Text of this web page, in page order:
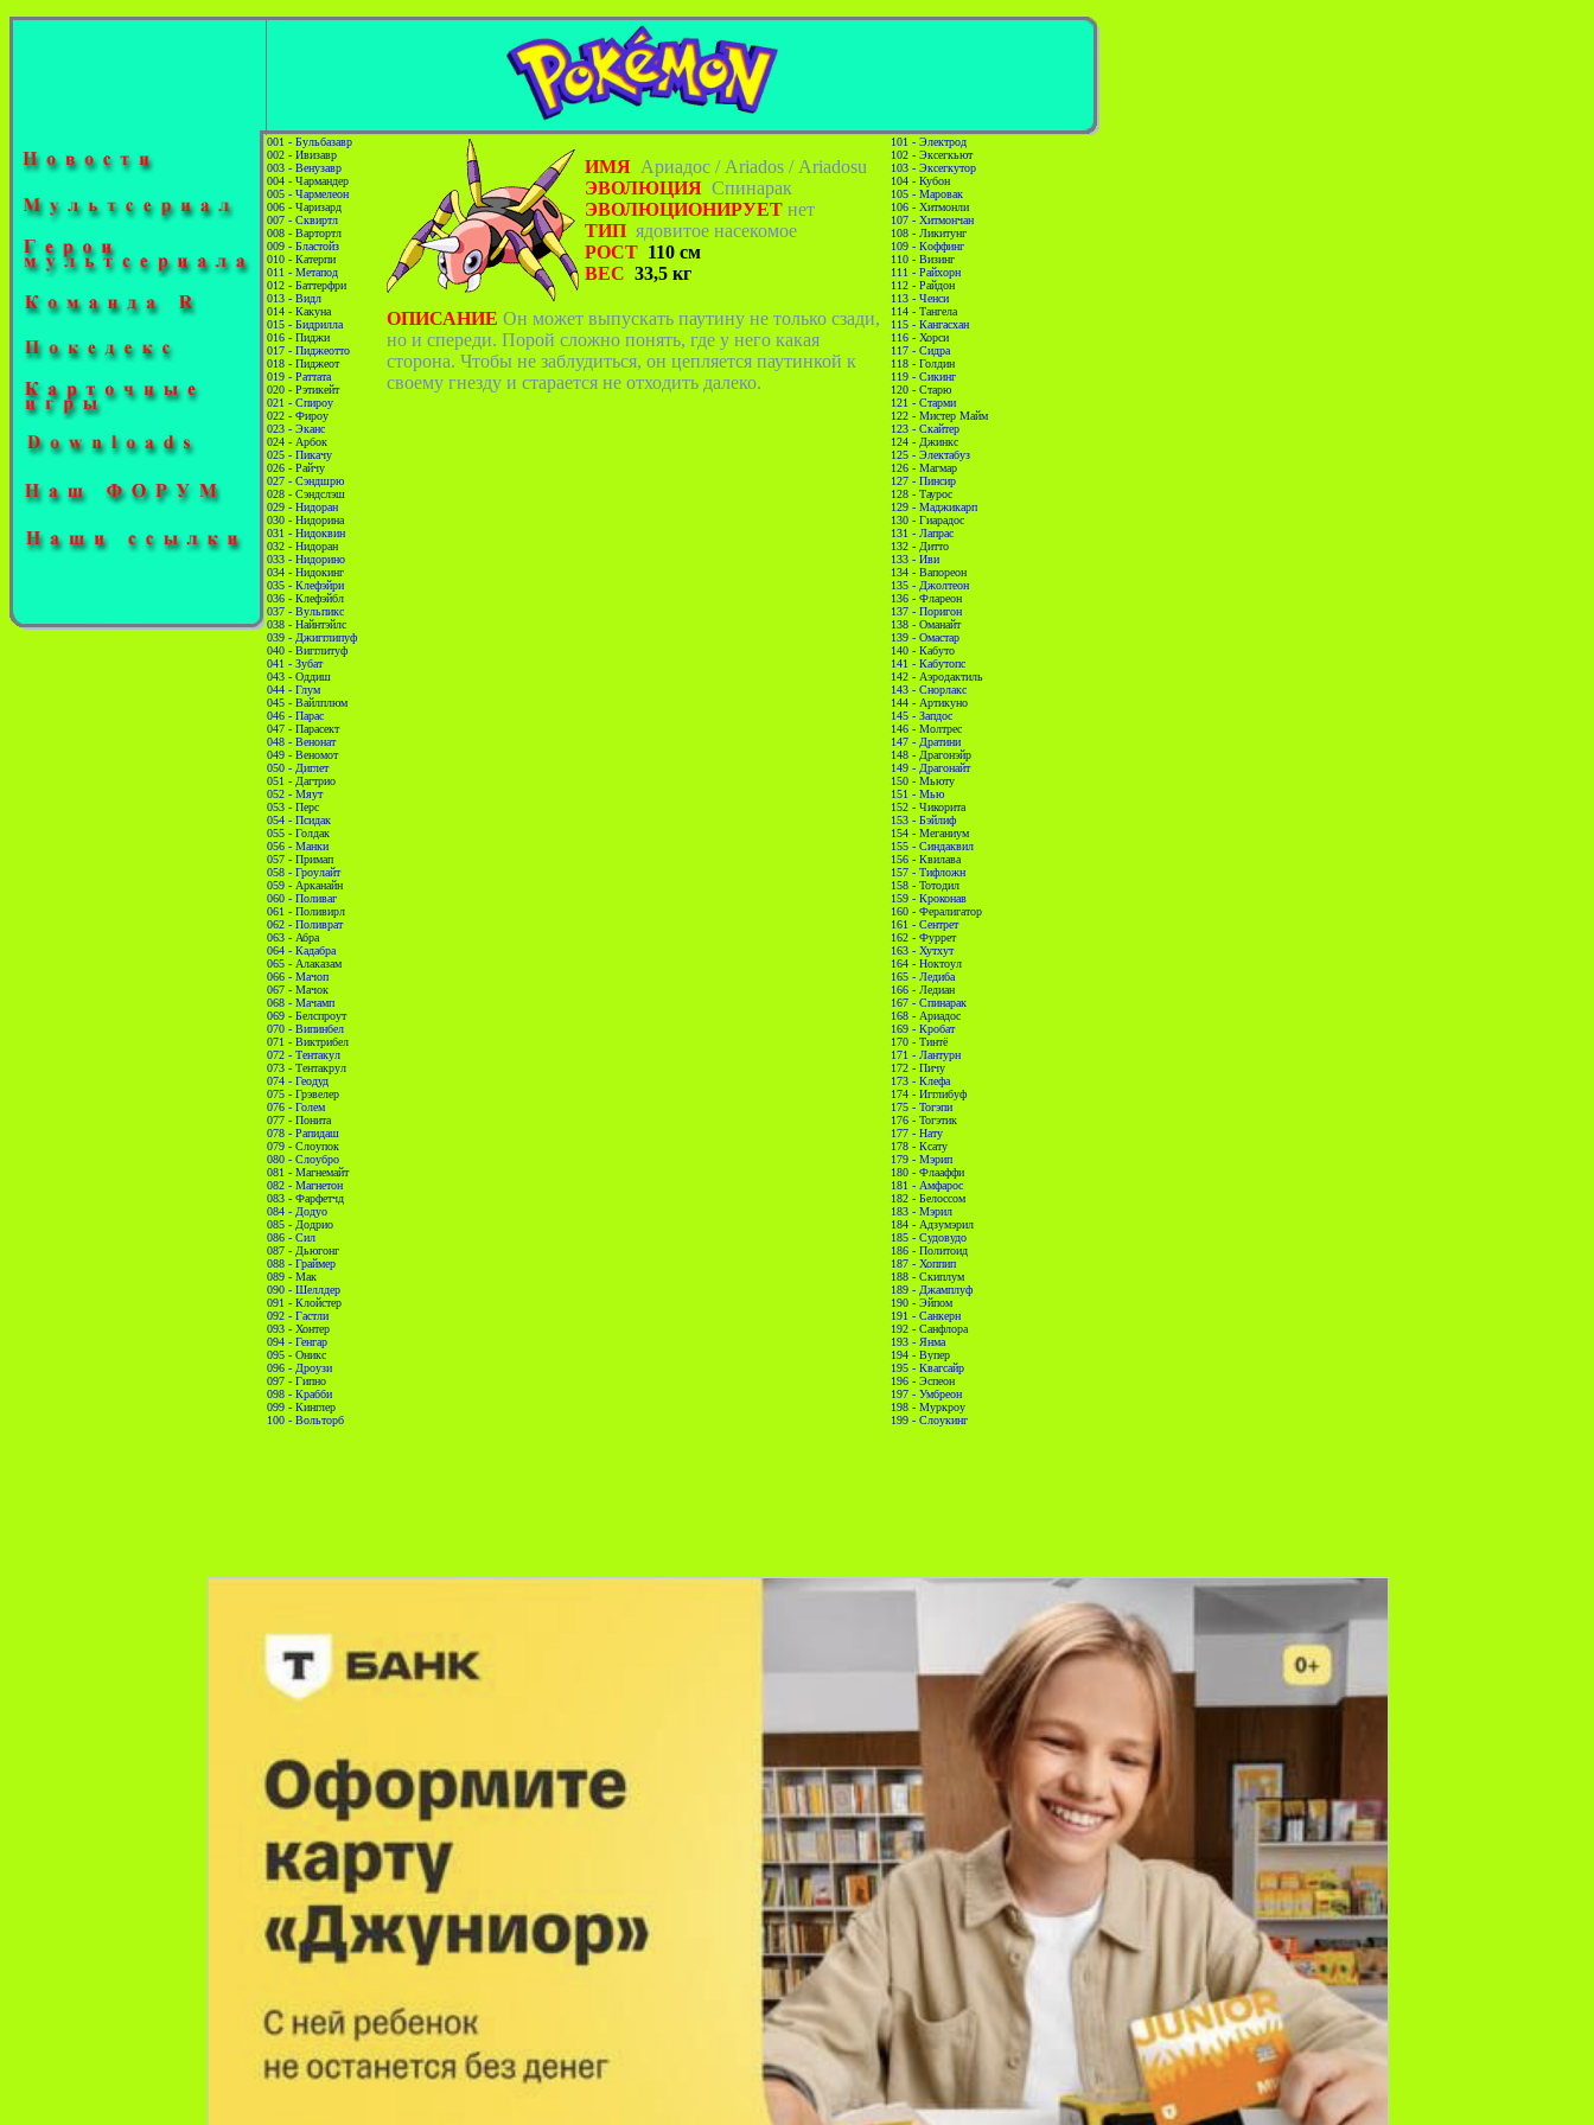
001 - Бульбазавр
002 - Ивизавр
003 - Венузавр
004 - Чармандер
005 - Чармелеон
006 - Чаризард
007 - Сквиртл
008 - Вартортл
009 - Бластойз
010 - Катерпи
011 - Метапод
012 - Баттерфри
013 - Видл
014 - Какуна
015 - Бидрилла
016 - Пиджи
017 - Пиджеотто
018 - Пиджеот
019 - Раттата
020 - Рэтикейт
021 - Спироу
022 - Фироу
023 - Эканс
024 - Арбок
025 - Пикачу
026 - Райчу
027 - Сэндшрю
028 - Сэндслэш
029 - Нидоран
030 - Нидорина
031 - Нидоквин
032 - Нидоран
033 - Нидорино
034 - Нидокинг
035 - Клефэйри
036 - Клефэйбл
037 - Вульпикс
038 - Найнтэйлс
039 - Джигглипуф
040 - Вигглитуф
041 - Зубат
043 - Оддиш
044 - Глум
045 - Вайлплюм
046 - Парас
047 - Парасект
048 - Венонат
049 - Веномот
050 - Диглет
051 - Дагтрио
052 - Мяут
053 - Перс
054 - Псидак
055 - Голдак
056 - Манки
057 - Примап
058 - Гроулайт
059 - Арканайн
060 - Поливаг
061 - Поливирл
062 - Поливрат
063 - Абра
064 - Кадабра
065 - Алаказам
066 - Мачоп
067 - Мачок
068 - Мачамп
069 - Белспроут
070 - Випинбел
071 - Виктрибел
072 - Тентакул
073 - Тентакрул
074 - Геодуд
075 - Грэвелер
076 - Голем
077 - Понита
078 - Рапидаш
079 - Слоупок
080 - Слоубро
081 - Магнемайт
082 - Магнетон
083 - Фарфетчд
084 - Додуо
085 - Додрио
086 - Сил
087 - Дьюгонг
088 - Граймер
089 - Мак
090 - Шеллдер
091 - Клойстер
092 - Гастли
093 - Хонтер
094 - Генгар
095 - Оникс
096 - Дроузи
097 - Гипно
098 - Крабби
099 - Кинглер
100 - Вольторб
ИМЯ Ариадос / Ariados / Ariadosu
ЭВОЛЮЦИЯ Спинарак
ЭВОЛЮЦИОНИРУЕТ нет
ТИП ядовитое насекомое
РОСТ 110 см
ВЕС 33,5 кг
ОПИСАНИЕ Он может выпускать паутину не только сзади,
но и спереди. Порой сложно понять, где у него какая
сторона. Чтобы не заблудиться, он цепляется паутинкой к
своему гнезду и старается не отходить далеко.
101 - Электрод
102 - Эксегкьют
103 - Эксегкутор
104 - Кубон
105 - Маровак
106 - Хитмонли
107 - Хитмончан
108 - Ликитунг
109 - Коффинг
110 - Визинг
111 - Райхорн
112 - Райдон
113 - Ченси
114 - Тангела
115 - Кангасхан
116 - Хорси
117 - Сидра
118 - Голдин
119 - Сикинг
120 - Старю
121 - Старми
122 - Мистер Майм
123 - Скайтер
124 - Джинкс
125 - Электабуз
126 - Магмар
127 - Пинсир
128 - Таурос
129 - Маджикарп
130 - Гиарадос
131 - Лапрас
132 - Дитто
133 - Иви
134 - Вапореон
135 - Джолтеон
136 - Флареон
137 - Поригон
138 - Оманайт
139 - Омастар
140 - Кабуто
141 - Кабутопс
142 - Аэродактиль
143 - Снорлакс
144 - Артикуно
145 - Запдос
146 - Молтрес
147 - Дратини
148 - Драгонэйр
149 - Драгонайт
150 - Мьюту
151 - Мью
152 - Чикорита
153 - Бэйлиф
154 - Меганиум
155 - Синдаквил
156 - Квилава
157 - Тифложн
158 - Тотодил
159 - Кроконав
160 - Фералигатор
161 - Сентрет
162 - Фуррет
163 - Хутхут
164 - Ноктоул
165 - Ледиба
166 - Ледиан
167 - Спинарак
168 - Ариадос
169 - Кробат
170 - Тинтё
171 - Лантурн
172 - Пичу
173 - Клефа
174 - Игглибуф
175 - Тогэпи
176 - Тогэтик
177 - Нату
178 - Ксату
179 - Мэрип
180 - Флааффи
181 - Амфарос
182 - Белоссом
183 - Мэрил
184 - Адзумэрил
185 - Судовудо
186 - Политоид
187 - Хоппип
188 - Скиплум
189 - Джамплуф
190 - Эйпом
191 - Санкерн
192 - Санфлора
193 - Янма
194 - Вупер
195 - Квагсайр
196 - Эспеон
197 - Умбреон
198 - Муркроу
199 - Слоукинг